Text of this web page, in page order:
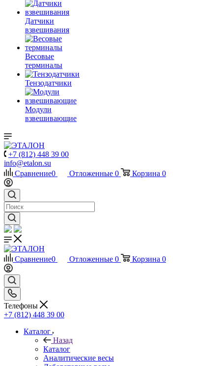
Датчики
взвешивания
Весовые
терминалы
Тензодатчики
Модули
взвешивающие
+7 (812) 448 39 00
info@etalon.su
Сравнение0 Отложенные 0 Корзина 0
Сравнение0 Отложенные 0 Корзина 0
Телефоны
+7 (812) 448 39 00
Каталог
Назад
Каталог
Аналитические весы